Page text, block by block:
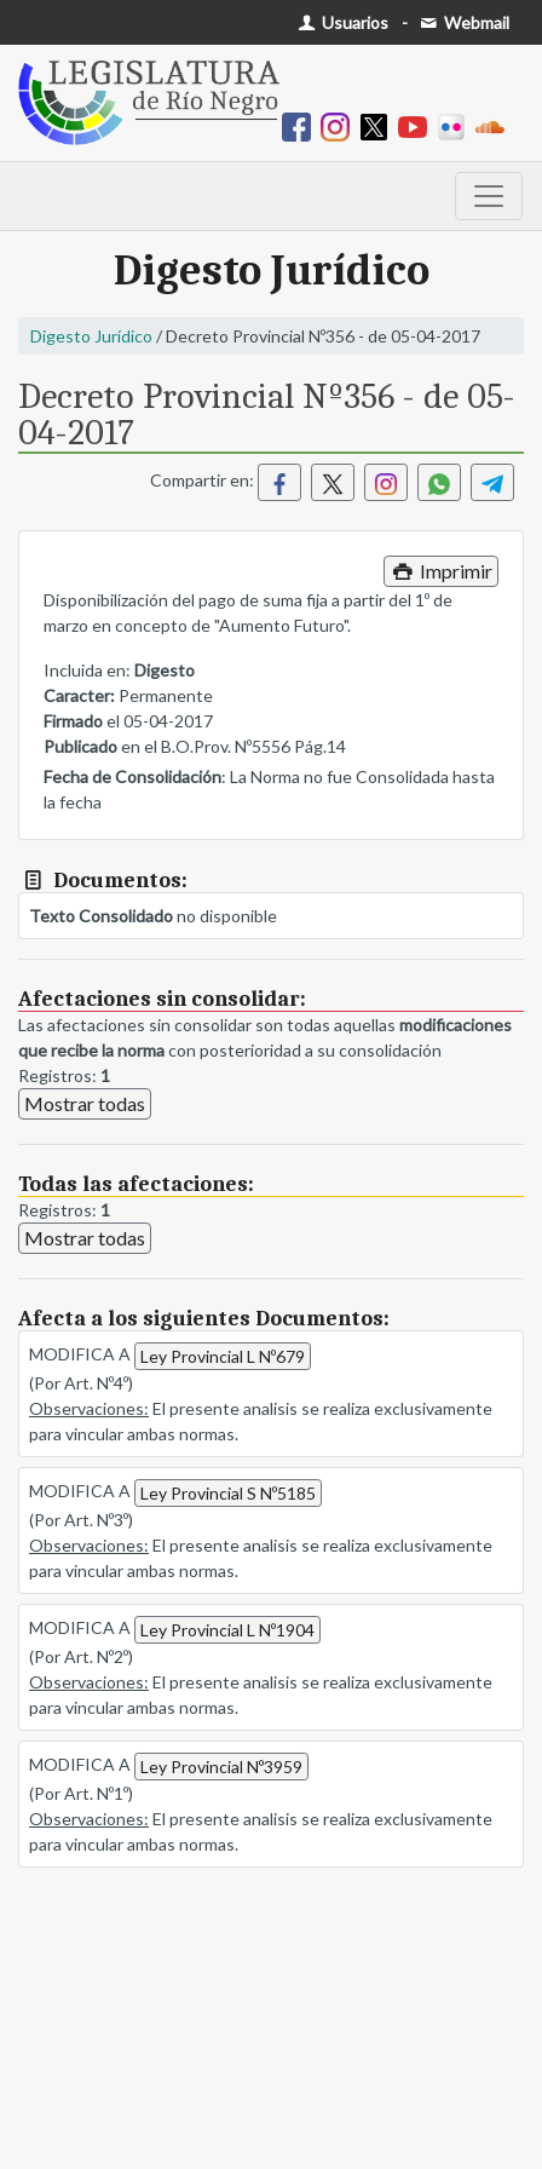
Usuarios - Webmail
Digesto Jurídico
Digesto Jurídico / Decreto Provincial Nº356 - de 05-04-2017
Decreto Provincial Nº356 - de 05-
04-2017
Compartir en:
Imprimir
Disponibilización del pago de suma fija a partir del 1º de
marzo en concepto de "Aumento Futuro".
Incluida en: Digesto
Caracter: Permanente
Firmadoel 05-04-2017
Publicadoen el B.O.Prov. Nº5556 Pág.14
Fecha de Consolidación: La Norma no fue Consolidada hasta
la fecha
Documentos:
Texto Consolidadono disponible
Afectaciones sin consolidar:
Las afectaciones sin consolidar son todas aquellas modificaciones
que recibe la normacon posterioridad a su consolidación
Registros: 1
Mostrar todas
Todas las afectaciones:
Registros: 1
Mostrar todas
Afecta a los siguientes Documentos:
MODIFICA A Ley Provincial L Nº679
(Por Art. Nº4º)
Observaciones: El presente analisis se realiza exclusivamente
para vincular ambas normas.
MODIFICA A Ley Provincial S Nº5185
(Por Art. Nº3º)
Observaciones: El presente analisis se realiza exclusivamente
para vincular ambas normas.
MODIFICA A Ley Provincial L Nº1904
(Por Art. Nº2º)
Observaciones: El presente analisis se realiza exclusivamente
para vincular ambas normas.
MODIFICA A Ley Provincial Nº3959
(Por Art. Nº1º)
Observaciones: El presente analisis se realiza exclusivamente
para vincular ambas normas.